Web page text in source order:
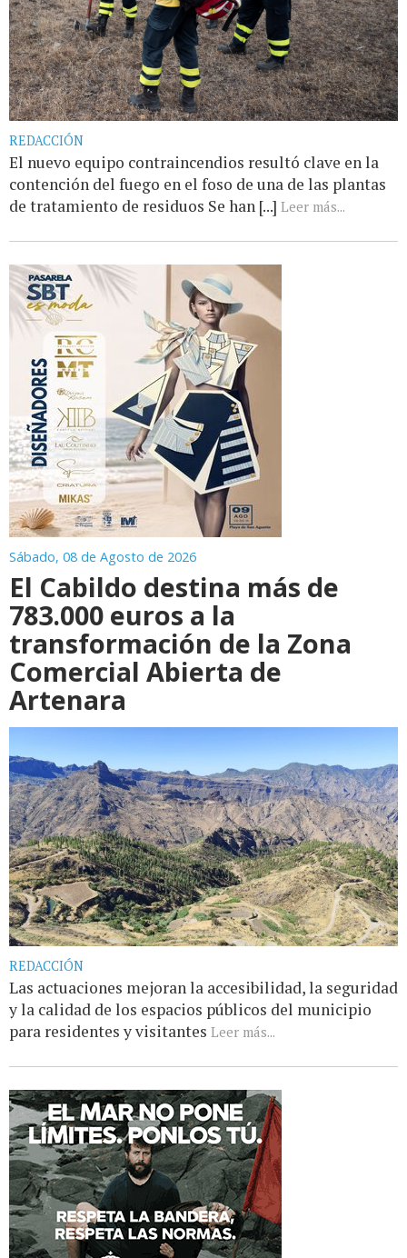
REDACCIÓN
El nuevo equipo contraincendios resultó clave en la
contención del fuego en el foso de una de las plantas
de tratamiento de residuos Se han [...] Leer más...
Sábado, 08 de Agosto de 2026
El Cabildo destina más de
783.000 euros a la
transformación de la Zona
Comercial Abierta de
Artenara
REDACCIÓN
Las actuaciones mejoran la accesibilidad, la seguridad
y la calidad de los espacios públicos del municipio
para residentes y visitantes Leer más...